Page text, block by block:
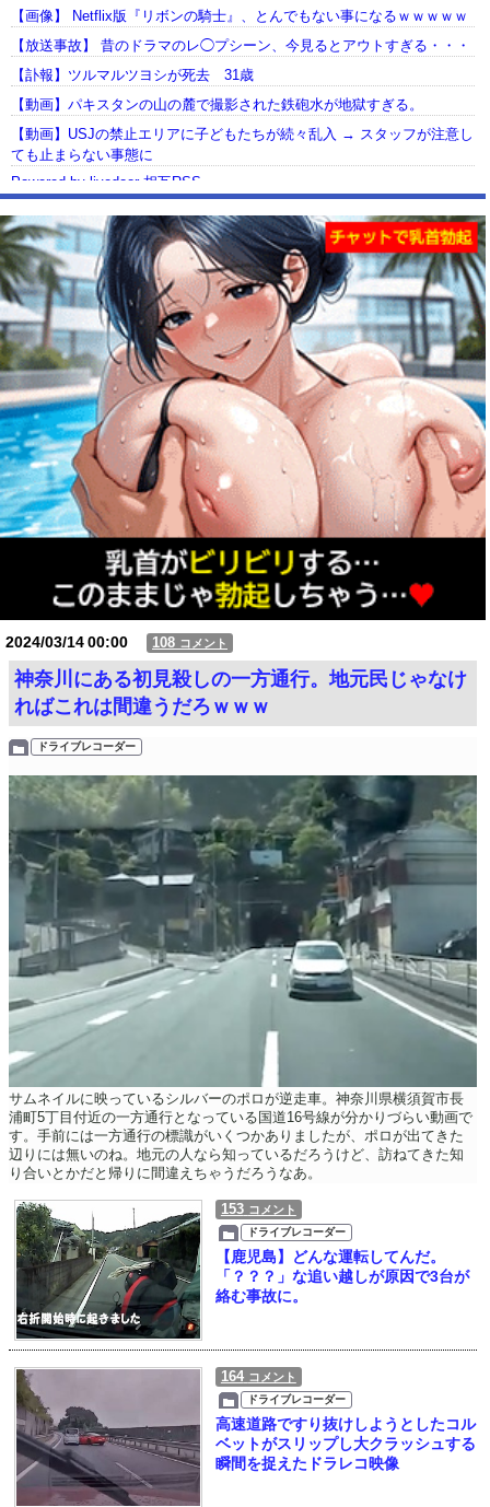
【画像】 Netflix版『リボンの騎士』、とんでもない事になるｗｗｗｗｗ
【放送事故】 昔のドラマのレ◯プシーン、今見るとアウトすぎる・・・
【訃報】ツルマルツヨシが死去 31歳
【動画】パキスタンの山の麓で撮影された鉄砲水が地獄すぎる。
【動画】USJの禁止エリアに子どもたちが続々乱入 → スタッフが注意し
ても止まらない事態に
Powered by livedoor 相互RSS
2024/03/1400:00 108 コメント
神奈川にある初見殺しの一方通行。地元民じゃなけ
ればこれは間違うだろｗｗｗ
ドライブレコーダー
サムネイルに映っているシルバーのポロが逆走車。神奈川県横須賀市長
浦町5丁目付近の一方通行となっている国道16号線が分かりづらい動画で
す。手前には一方通行の標識がいくつかありましたが、ポロが出てきた
辺りには無いのね。地元の人なら知っているだろうけど、訪ねてきた知
り合いとかだと帰りに間違えちゃうだろうなあ。
153 コメント
ドライブレコーダー
【鹿児島】どんな運転してんだ。
「？？？」な追い越しが原因で3台が
絡む事故に。
164 コメント
ドライブレコーダー
高速道路ですり抜けしようとしたコル
ベットがスリップし大クラッシュする
瞬間を捉えたドラレコ映像